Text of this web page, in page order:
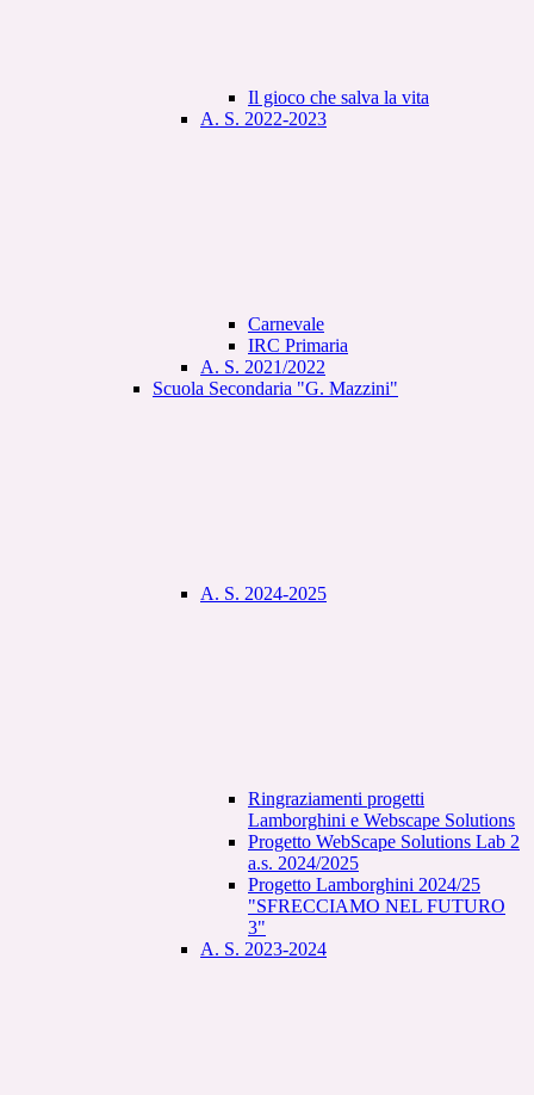
Il gioco che salva la vita
A. S. 2022-2023
Carnevale
IRC Primaria
A. S. 2021/2022
Scuola Secondaria "G. Mazzini"
A. S. 2024-2025
Ringraziamenti progetti
Lamborghini e Webscape Solutions
Progetto WebScape Solutions Lab 2
a.s. 2024/2025
Progetto Lamborghini 2024/25
"SFRECCIAMO NEL FUTURO
3"
A. S. 2023-2024